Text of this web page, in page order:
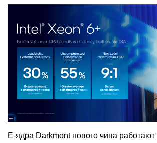
E-ядра Darkmont нового чипа